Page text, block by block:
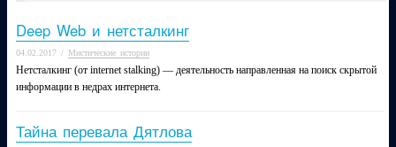
Deep Web и нетсталкинг
04.02.2017 / Мистические истории
Нетсталкинг (от internet stalking) — деятельность направленная на поиск скрытой
информации в недрах интернета.
Тайна перевала Дятлова